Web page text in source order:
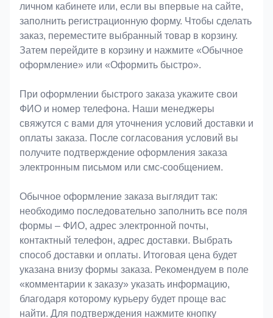
личном кабинете или, если вы впервые на сайте,
заполнить регистрационную форму. Чтобы сделать
заказ, переместите выбранный товар в корзину.
Затем перейдите в корзину и нажмите «Обычное
оформление» или «Оформить быстро».
При оформлении быстрого заказа укажите свои
ФИО и номер телефона. Наши менеджеры
свяжутся с вами для уточнения условий доставки и
оплаты заказа. После согласования условий вы
получите подтверждение оформления заказа
электронным письмом или смс-сообщением.
Обычное оформление заказа выглядит так:
необходимо последовательно заполнить все поля
формы – ФИО, адрес электронной почты,
контактный телефон, адрес доставки. Выбрать
способ доставки и оплаты. Итоговая цена будет
указана внизу формы заказа. Рекомендуем в поле
«комментарии к заказу» указать информацию,
благодаря которому курьеру будет проще вас
найти. Для подтверждения нажмите кнопку